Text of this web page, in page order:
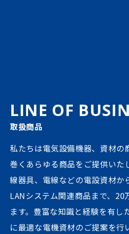
LINE OF
取扱商品
私たちは電気設備機器、資材の
巻くあらゆる商品をご提供いた
線器具、電線などの電設資材か
LANシステム関連商品まで、20
ます。豊富な知識と経験を有し
に最適な電機資材のご提案を行